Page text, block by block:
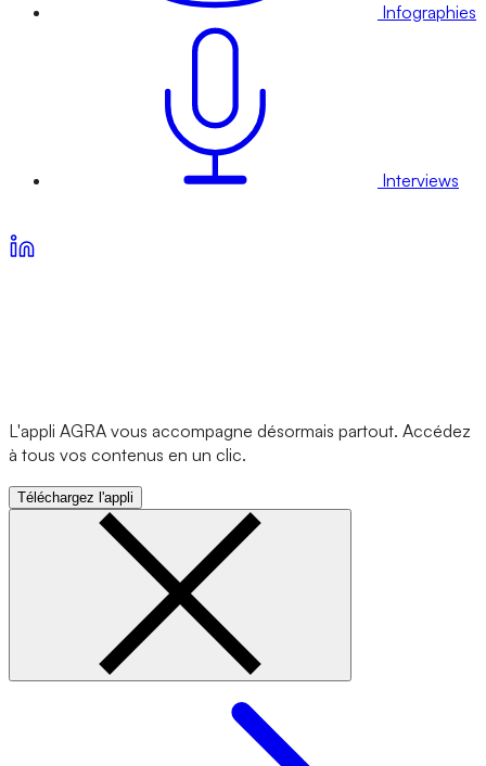
Infographies
Interviews
L'appli AGRA vous accompagne désormais partout. Accédez
à tous vos contenus en un clic.
Téléchargez l'appli